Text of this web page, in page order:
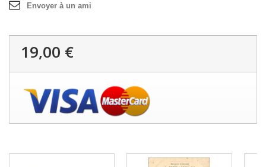
Envoyer à un ami
19,00 €